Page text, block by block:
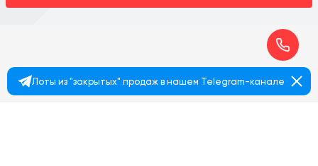
Лоты из "закрытых" продаж в нашем Telegram-канале